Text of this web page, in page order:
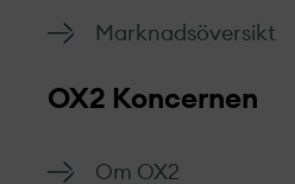
Marknads­översikt
OX2 Koncernen
Om OX2